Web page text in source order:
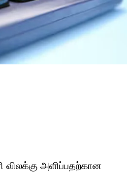
விலக்கு அளிப்பதற்கான